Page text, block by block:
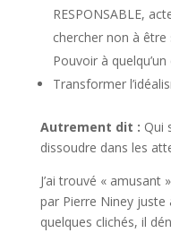
RESPONSABLE,
chercher non à
Pouvoir à quelqu’un
Transformer
Autrement dit : Qui
dissoudre dans les
J’ai trouvé «
par Pierre Niney
quelques clichés, il